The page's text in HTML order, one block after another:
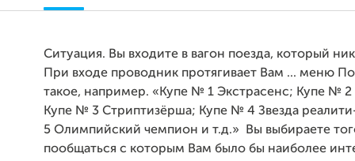
Ситуация. Вы входите в вагон поезда, который
При входе проводник протягивает Вам ... меню
такое, например. «Купе № 1 Экстрасенс; Купе № 2
Купе № 3 Стриптизёрша; Купе № 4 Звезда
5 Олимпийский чемпион и т.д.» Вы выбираете
пообщаться с которым Вам было бы наиболее